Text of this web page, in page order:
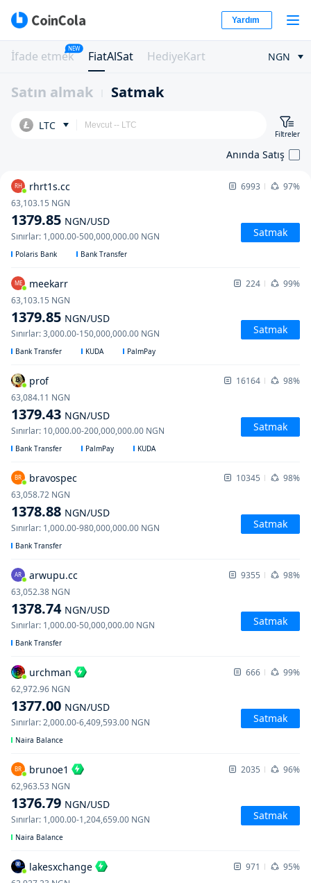
Yardım
İfade etmek
NEW
FiatAlSat HediyeKart NGN
Satın almak Satmak
LTC
Filtreler
Anında Satış
RH rhrt1s.cc 6993 97%
1379.85 NGN/USD
63,103.15 NGN
Sınırlar: 1,000.00-500,000,000.00 NGN Satmak
Polaris Bank Bank Transfer
ME meekarr 224 99%
1379.85 NGN/USD
63,103.15 NGN
Sınırlar:3,000.00-150,000,000.00 NGN Satmak
Bank Transfer KUDA PalmPay
prof 16164 98%
1379.43 NGN/USD
63,084.11 NGN
Sınırlar: 10,000.00-200,000,000.00 NGN Satmak
Bank Transfer PalmPay KUDA
BR bravospec 10345 98%
1378.88 NGN/USD
63,058.72 NGN
Sınırlar: 1,000.00-980,000,000.00 NGN Satmak
Bank Transfer
AR arwupu.cc 9355 98%
1378.74 NGN/USD
63,052.38 NGN
Sınırlar: 1,000.00-50,000,000.00 NGN Satmak
Bank Transfer
urchman 666 99%
1377.00 NGN/USD
62,972.96 NGN
Sınırlar:2,000.00-6,409,593.00 NGN Satmak
Naira Balance
BR brunoe1 2035 96%
1376.79 NGN/USD
62,963.53 NGN
Sınırlar: 1,000.00-1,204,659.00 NGN Satmak
Naira Balance
lakesxchange 971 95%